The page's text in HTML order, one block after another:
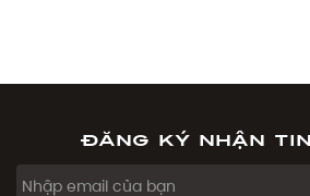
Đăng ký nhận tin